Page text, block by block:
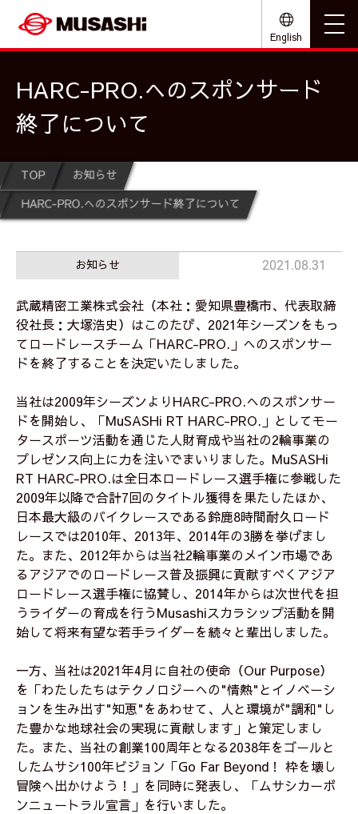
English
HARC-PRO.へのスポンサード
終了について
TOP
お知らせ
HARC-PRO.へのスポンサード終了について
お知らせ 2021.08.31
武蔵精密工業株式会社（本社：愛知県豊橋市、代表取締
役社長：大塚浩史）はこのたび、2021年シーズンをもっ
てロードレースチーム「HARC-PRO.」へのスポンサー
ドを終了することを決定いたしました。
当社は2009年シーズンよりHARC-PRO.へのスポンサー
ドを開始し、「MuSASHi RT HARC-PRO.」としてモー
タースポーツ活動を通じた人財育成や当社の2輪事業の
プレゼンス向上に力を注いでまいりました。MuSASHi
RT HARC-PRO.は全日本ロードレース選手権に参戦した
2009年以降で合計7回のタイトル獲得を果たしたほか、
日本最大級のバイクレースである鈴鹿8時間耐久ロード
レースでは2010年、2013年、2014年の3勝を挙げまし
た。また、2012年からは当社2輪事業のメイン市場であ
るアジアでのロードレース普及振興に貢献すべくアジア
ロードレース選手権に協賛し、2014年からは次世代を担
うライダーの育成を行うMusashiスカラシップ活動を開
始して将来有望な若手ライダーを続々と輩出しました。
一方、当社は2021年4月に自社の使命（Our Purpose）
を「わたしたちはテクノロジーへの"情熱"とイノベーシ
ョンを生み出す"知恵"をあわせて、人と環境が"調和"し
た豊かな地球社会の実現に貢献します」と策定しまし
た。また、当社の創業100周年となる2038年をゴールと
したムサシ100年ビジョン「Go Far Beyond！ 枠を壊し
冒険へ出かけよう！」を同時に発表し、「ムサシカーボ
ンニュートラル宣言」を行いました。